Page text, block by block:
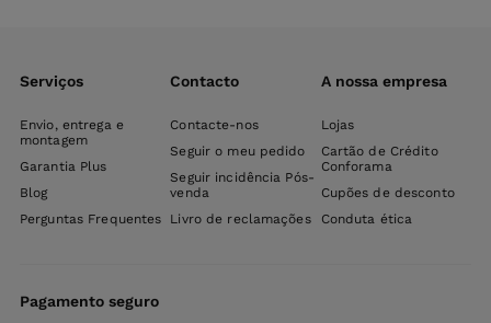
Serviços
Envio, entrega e
montagem
Garantia Plus
Blog
Perguntas Frequentes
Contacto
Contacte-nos
Seguir o meu pedido
Seguir incidência Pós-
venda
Livro de reclamações
A nossa empresa
Lojas
Cartão de Crédito
Conforama
Cupões de desconto
Conduta ética
Pagamento seguro